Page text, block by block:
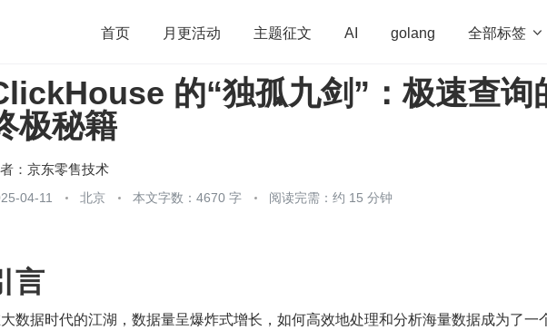
首页 月更活动 主题征文 AI golang 全部标签 
架构 OpenHarmony 算法 学习方法 Web3.0 高
团队管理
的“独孤九剑”：极速查询
极秘籍
： 京东零售技术
04-11 北京 本文字数：4670 字 阅读完需：约 15 分钟
言
数据时代的江湖，数据量呈爆炸式增长，如何高效地处理和分析海量数据成为了一